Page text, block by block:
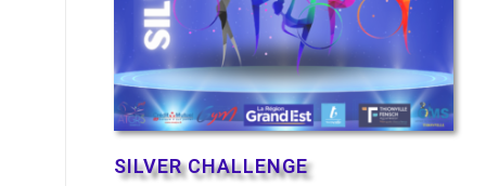
SILVER CHALLENGE